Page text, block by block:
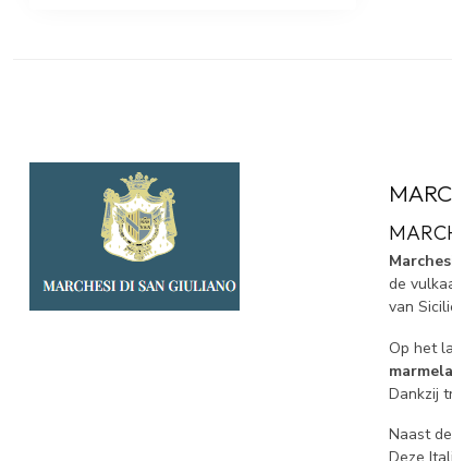
de
van
Op het
Dankzij
Naast